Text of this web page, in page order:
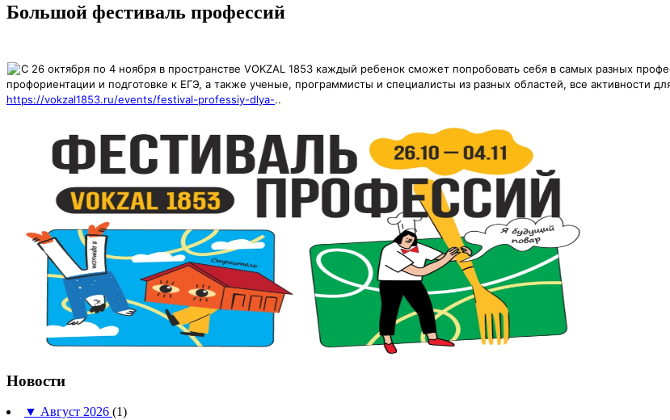
Большой фестиваль профессий
С 26 октября по 4 ноября в пространстве VOKZAL 1853 каждый ребенок сможет попробовать себя в самых разных
профориентации и подготовке к ЕГЭ, а также ученые, программисты и специалисты из разных областей, все активности
https://vokzal1853.ru/events/festival-professiy-dlya-..
Новости
▼ Август 2026 (1)